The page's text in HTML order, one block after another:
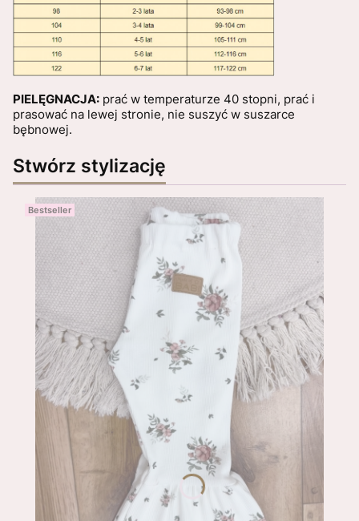
PIELĘGNACJA: prać w temperaturze 40 stopni, prać i
prasować na lewej stronie, nie suszyć w suszarce
bębnowej.
Stwórz stylizację
Bestseller